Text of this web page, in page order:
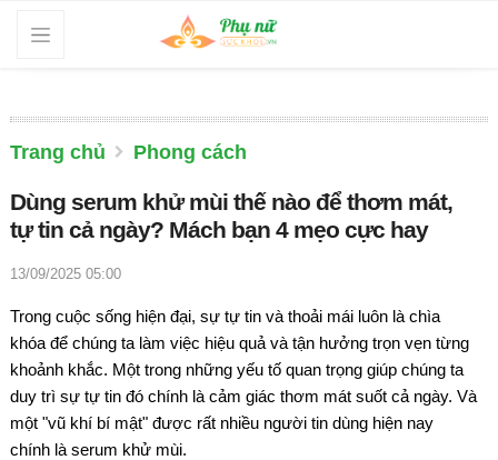
Trang chủ Phong cách
Dùng serum khử mùi thế nào để thơm mát,
tự tin cả ngày? Mách bạn 4 mẹo cực hay
13/09/2025 05:00
Trong cuộc sống hiện đại, sự tự tin và thoải mái luôn là chìa
khóa để chúng ta làm việc hiệu quả và tận hưởng trọn vẹn từng
khoảnh khắc. Một trong những yếu tố quan trọng giúp chúng ta
duy trì sự tự tin đó chính là cảm giác thơm mát suốt cả ngày. Và
một "vũ khí bí mật" được rất nhiều người tin dùng hiện nay
chính là serum khử mùi.